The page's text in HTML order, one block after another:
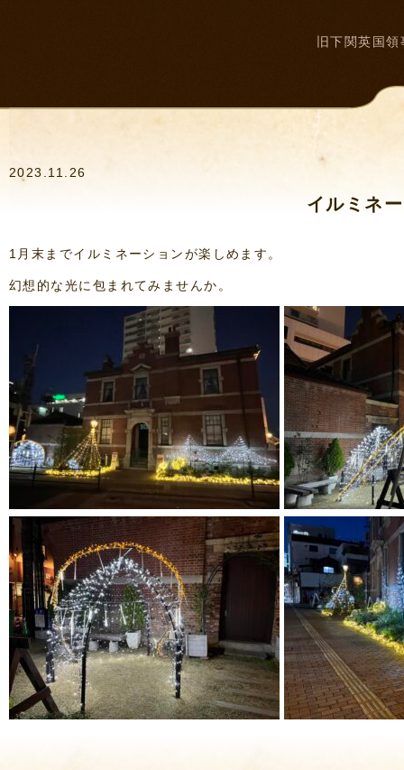
旧下関英国
2023.11.26
イルミネ
1月末までイルミネーションが楽しめます。
幻想的な光に包まれてみませんか。